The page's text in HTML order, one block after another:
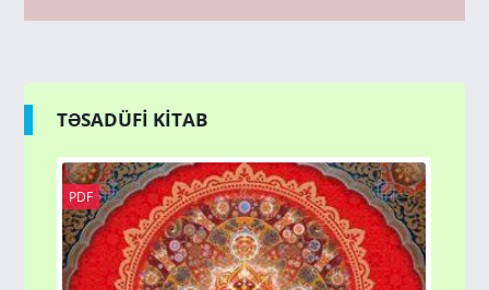
TƏSADÜFİ KİTAB
PDF